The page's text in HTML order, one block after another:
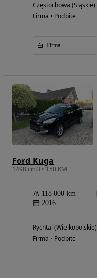
Częstochowa (Śląskie)
Firma • Podbite
Firma
Ford Kuga
1498 cm3 • 150 KM
118 000 km
2016
Rychtal (Wielkopolskie)
Firma • Podbite